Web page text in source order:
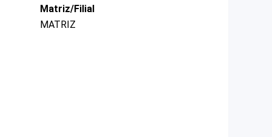
Matriz/Filial
MATRIZ